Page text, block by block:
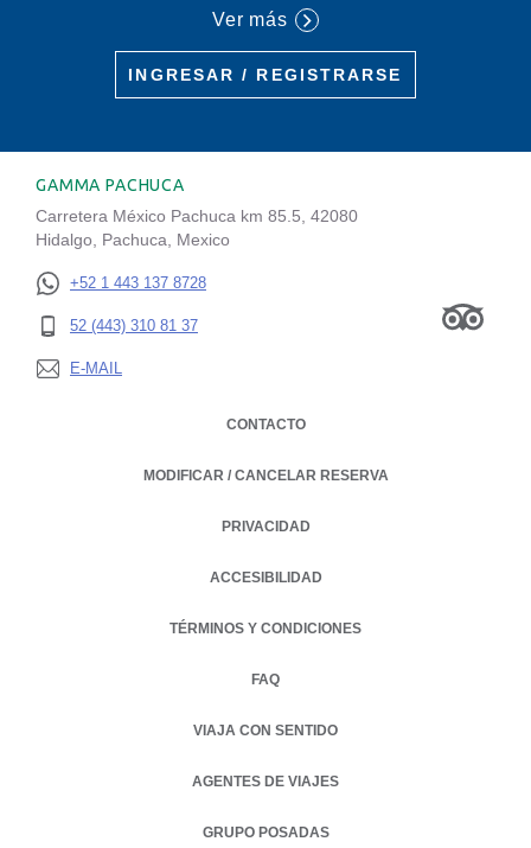
Ver más
INGRESAR / REGISTRARSE
GAMMA PACHUCA
Carretera México Pachuca km 85.5, 42080
Hidalgo, Pachuca, Mexico
+52 1 443 137 8728
52 (443) 310 81 37
E-MAIL
CONTACTO
MODIFICAR / CANCELAR RESERVA
PRIVACIDAD
OPENS IN A NEW TAB.
ACCESIBILIDAD
TÉRMINOS Y CONDICIONES
FAQ
VIAJA CON SENTIDO
AGENTES DE VIAJES
GRUPO POSADAS